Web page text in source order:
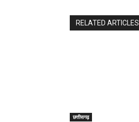
RELATED ARTICLES
छत्तीसगढ़